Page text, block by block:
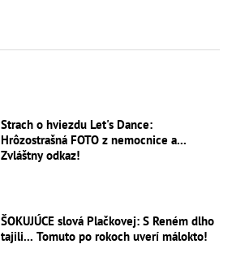
Strach o hviezdu Let's Dance:
Hrôzostrašná FOTO z nemocnice a...
Zvláštny odkaz!
ŠOKUJÚCE slová Plačkovej: S Reném dlho
tajili... Tomuto po rokoch uverí málokto!